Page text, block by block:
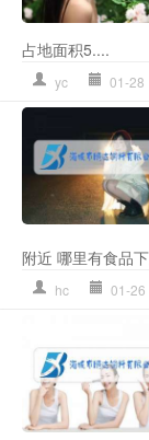
占地面积5....
yc 01-28
附近 哪里有食品
hc 01-26